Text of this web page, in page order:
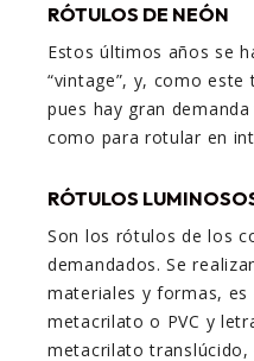
RÓTULOS DE NEÓN
Estos últimos años se
“vintage”, y, como
pues hay gran
como para rotular en
RÓTULOS
Son los rótulos de los
demandados. Se
materiales y formas, es
metacrilato o PVC y
metacrilato translúcido,